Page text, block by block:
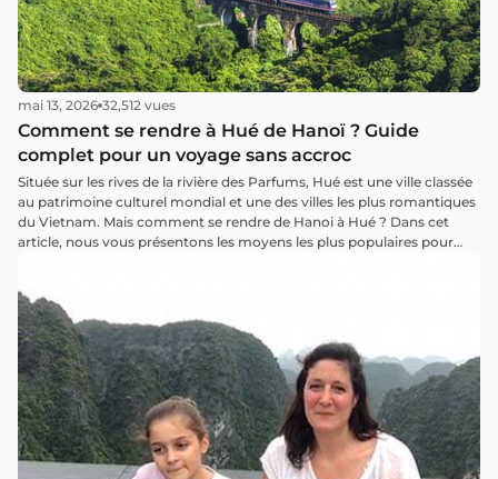
mai 13, 2026 32,512 vues
Comment se rendre à Hué de Hanoï ? Guide
complet pour un voyage sans accroc
Située sur les rives de la rivière des Parfums, Hué est une ville classée
au patrimoine culturel mondial et une des villes les plus romantiques
du Vietnam. Mais comment se rendre de Hanoi à Hué ? Dans cet
article, nous vous présentons les moyens les plus populaires pour